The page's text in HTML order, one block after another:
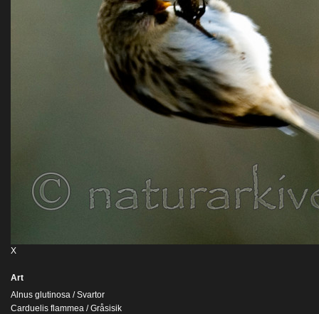
X
Art
Alnus glutinosa / Svartor
Carduelis flammea / Gråsisik